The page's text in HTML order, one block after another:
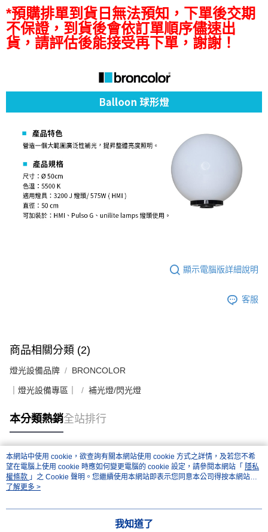
便利好安心！
１．簡單：不需註冊會員、不需綁卡、不需儲值。
２．便利：只要手機號碼，簡訊認證，即可結帳。
３．安心：先確認商品／服務後，再付款。
結帳頁面，進行簡訊認證並確認金額後，即可完成結帳。
２．訂單成立數日內，您將收到繳費通知簡訊。
３．收到繳費通知簡訊後14天內，點擊此簡訊中的連結，可透過四大超商／
ATM／網路銀行／等多元方式進行付款，方視為交易完成。
購買商品的店家。未經商家同意取消之訂單仍視為有效，需透過AFTEE先享
後付繳納相關費用。
※ 交易是否成功請以「AFTEE先享後付 」之結帳頁面顯示為準，若有關於
是否繳費成功／繳費後需取消欲退款等相關疑問，請聯繫「AFTEE先享後付
客戶支援中心」
https://netprotections.freshdesk.com/support/home
【注意事項】
１．透過由恩沛科技股份有限公司提供之「AFTEE先享後付」服務完成之交
易，需依本服務之必要範圍內提供個人資料，並將交易相關給付款項請求債
３．未成年的使用者請事先徵得法定代理人或監護人之同意方可使用
「AFTEE先享後付」，若未經同意申辦者引起之損失，本公司不負相關責
４．使用「AFTEE先享後付」時，將依據個別帳號之用戶狀況，依本公司即
時審查核予不同之上限額度；若仍有額度不足之情形，本公司將視審查結果
運送方式
宅配
*預購排單到貨日無法預知，下單後交期
不保證，到貨後會依訂單順序儘速出
貨，請評估後能接受再下單，謝謝！
顯示電腦版詳細說明
客服
商品相關分類 (2)
燈光設備品牌 BRONCOLOR
｜燈光設備專區｜ 補光燈/閃光燈
本分類熱銷全站排行
熱門標籤
本網站中使用 cookie，欲查詢有關本網站使用 cookie 方式之詳情，及若您不希
望在電腦上使用 cookie 時應如何變更電腦的 cookie 設定，請參閱本網站「 隱私
權條款 」之 Cookie 聲明。您繼續使用本網站即表示您同意本公司得按本網站使
用條款之 Cookie 聲明使用 cookie。
了解更多 >
我知道了